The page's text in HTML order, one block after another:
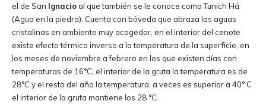
el de San Ignacio al que también se le conoce como Tunich Há
(Agua en la piedra). Cuenta con bóveda que abraza las aguas
cristalinas en ambiente muy acogedor, en el interior del cenote
existe efecto térmico inverso a la temperatura de la superficie, en
los meses de noviembre a febrero en los que existen días con
temperaturas de 16°C, el interior de la gruta la temperatura es de
28°C y el resto del año la temperatura, a veces es superior a 40° C
el interior de la gruta mantiene los 28 °C.